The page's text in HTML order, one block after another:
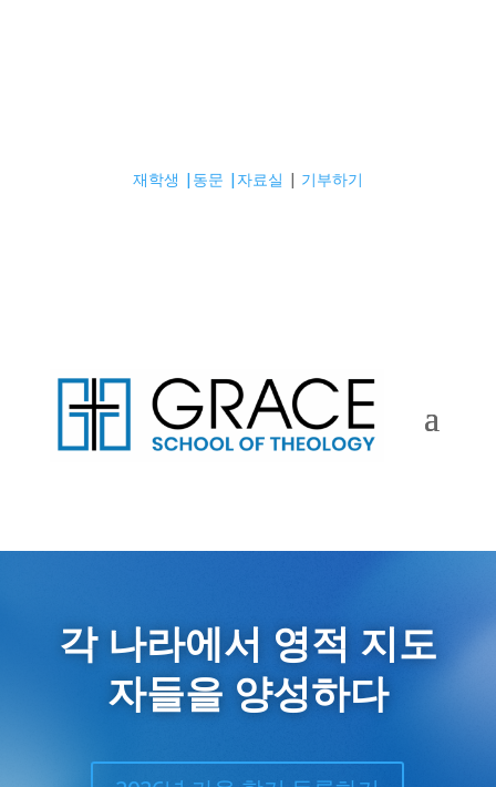
재학생 | 동문 | 자료실 | 기부하기
각 나라에서 영적 지도
자들을 양성하다